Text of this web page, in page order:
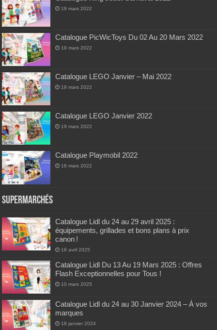
19 mars 2022
Catalogue PicWicToys Du 02 Au 20 Mars 2022
19 mars 2022
Catalogue LEGO Janvier – Mai 2022
19 mars 2022
Catalogue LEGO Janvier 2022
19 mars 2022
Catalogue Playmobil 2022
18 mars 2022
Supermarchés
Catalogue Lidl du 24 au 29 avril 2025 :
équipements, grillades et bons plans à prix
canon !
18 avril 2025
Catalogue Lidl Du 13 Au 19 Mars 2025 : Offres
Flash Exceptionnelles pour Tous !
10 mars 2025
Catalogue Lidl du 24 au 30 Janvier 2024 – À vos
marques
18 janvier 2024